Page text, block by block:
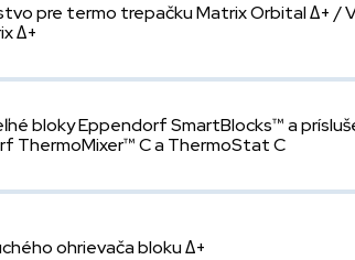
pre termo trepačku Matrix Orbital Δ+ /
Δ+
bloky Eppendorf SmartBlocks™ a
ThermoMixer™ C a ThermoStat C
ohrievača bloku Δ+